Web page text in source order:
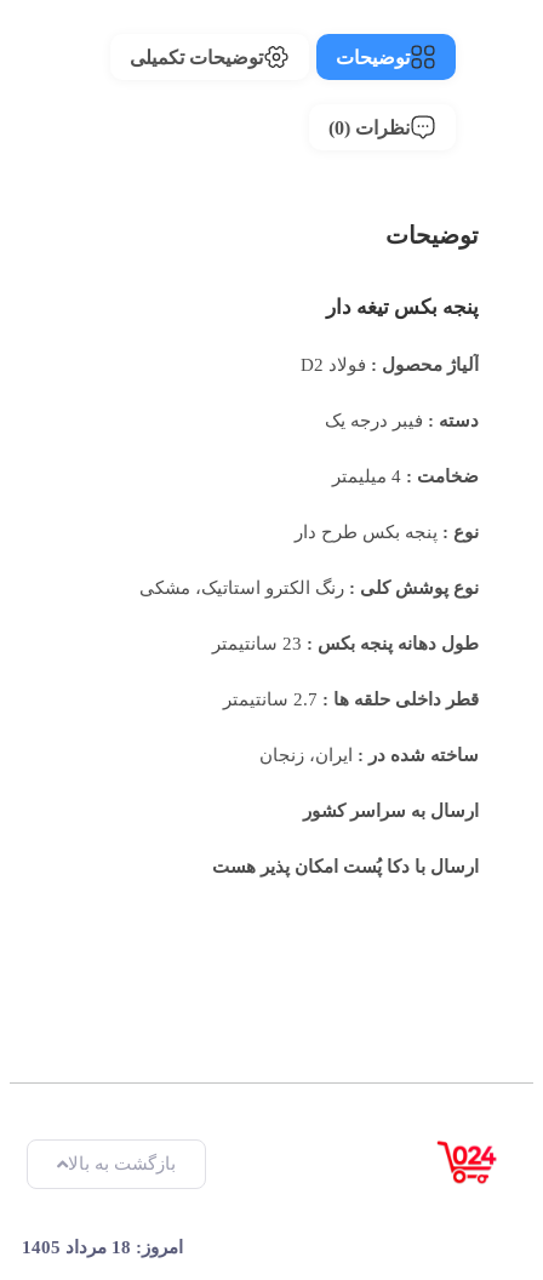
توضیحات توضیحات تکمیلی
نظرات (0)
توضیحات
پنجه بکس تیغه دار
آلیاژ محصول : فولاد D2
دسته : فیبر درجه یک
ضخامت :
نوع : پنجه بکس طرح دار
نوع پوشش کلی : رنگ الکترو استاتیک، مشکی
طول دهانه پنجه بکس :
قطر داخلی حلقه ها :
ساخته شده در : ایران، زنجان
ارسال به سراسر کشور
ارسال با دکا پُست امکان پذیر هست
بازگشت به بالا
امروز: 18 مرداد 1405